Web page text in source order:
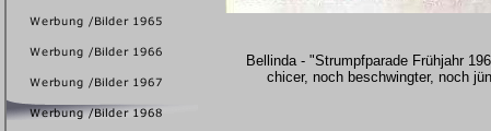
Bellinda - "Strumpfparade Frühjahr
chicer, noch beschwingter, noch